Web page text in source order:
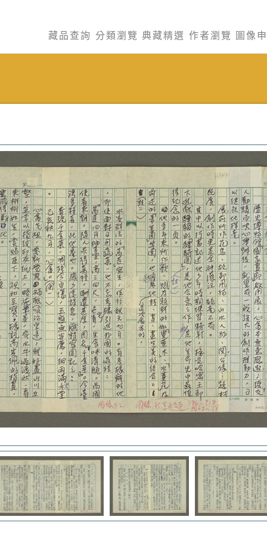
藏品查詢 分類瀏覽 典藏精選 作者瀏覽 圖像